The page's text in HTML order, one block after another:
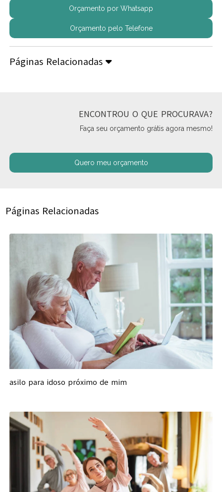
Orçamento por Whatsapp
Orçamento pelo Telefone
Páginas Relacionadas
ENCONTROU O QUE PROCURAVA?
Faça seu orçamento grátis agora mesmo!
Quero meu orçamento
Páginas Relacionadas
asilo para idoso próximo de mim